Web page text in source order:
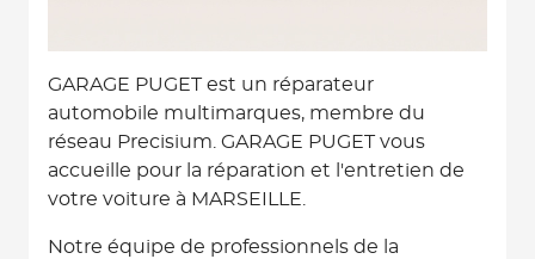
GARAGE PUGET est un réparateur
automobile multimarques, membre du
réseau Precisium. GARAGE PUGET vous
accueille pour la réparation et l'entretien de
votre voiture à MARSEILLE.
Notre équipe de professionnels de la